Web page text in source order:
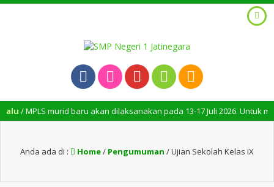
murid baru akan dilaksanakan pada 13-17 Juli 2026. Untuk murid
Anda ada di : Home/ Pengumuman /Ujian Sekolah Kelas IX